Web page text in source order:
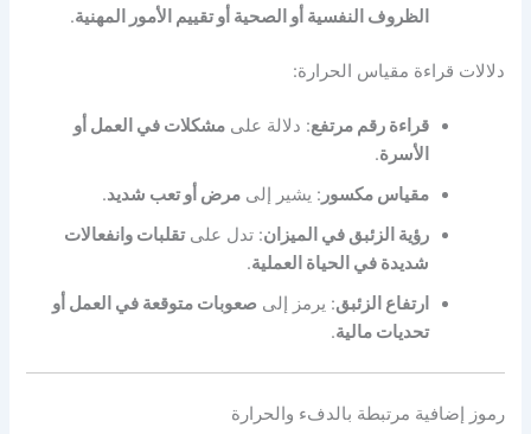
الظروف النفسية أو الصحية أو تقييم الأمور المهنية.
دلالات قراءة مقياس الحرارة:
قراءة رقم مرتفع: دلالة علىمشكلات في العمل أو
الأسرة.
مقياس مكسور : يشير إلىمرض أو تعب شديد.
رؤية الزئبق في الميزان: تدل علىتقلبات وانفعالات
شديدة في الحياة العملية.
ارتفاع الزئبق: يرمز إلى صعوبات متوقعة في العمل أو
تحديات مالية.
رموز إضافية مرتبطة بالدفء والحرارة